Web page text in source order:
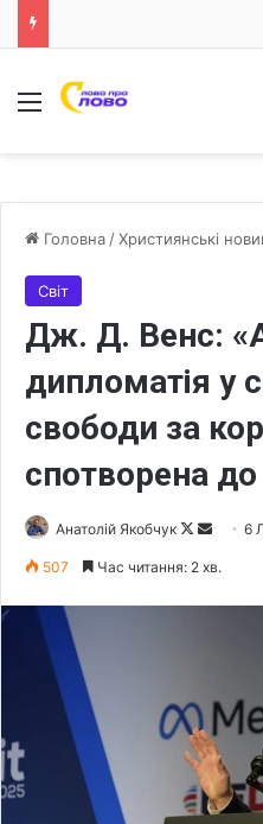
Меню
Головна /Християнські
Світ
Дж. Д. Венс:
дипломатія у
свободи за
спотворена
Анатолій Якобчук
F
n
X
e
m
a
l
6
507 Час читання: 2 хв.